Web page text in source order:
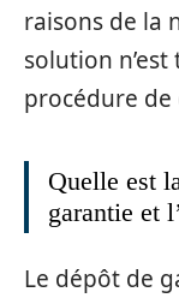
raisons de la
solution
procédure
Quelle est
garantie et
Le dépôt de